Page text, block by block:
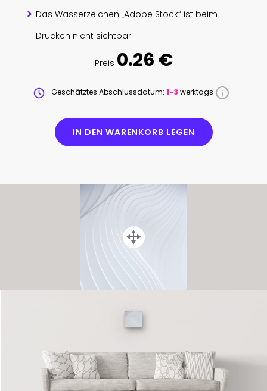
Das Wasserzeichen „Adobe Stock“ ist beim
Drucken nicht sichtbar.
Preis 0.26 €
Geschätztes Abschlussdatum: 1-3 werktags
IN DEN WARENKORB LEGEN